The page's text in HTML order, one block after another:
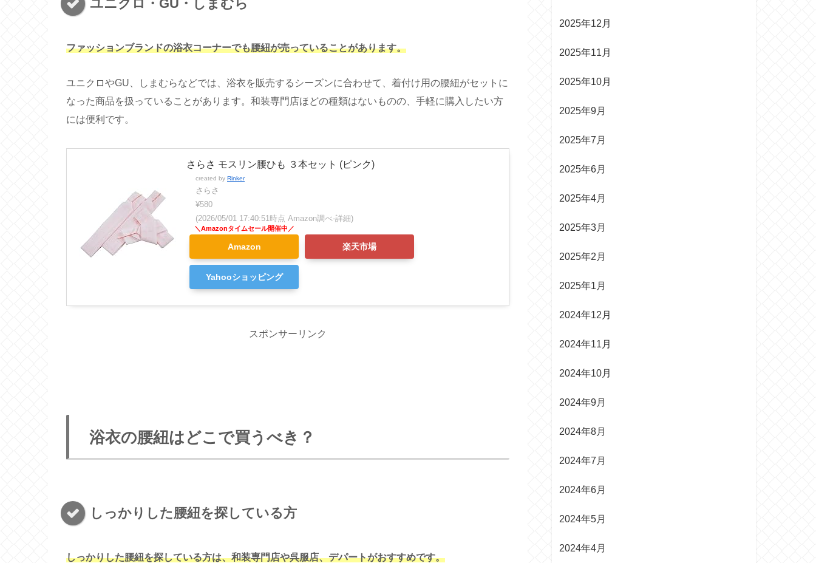
ユニクロ・GU・しまむら
ファッションブランドの浴衣コーナーでも腰紐が売っていることがあります。
ユニクロやGU、しまむらなどでは、浴衣を販売するシーズンに合わせて、着付け用の腰紐がセットに
なった商品を扱っていることがあります。和装専門店ほどの種類はないものの、手軽に購入したい方
には便利です。
さらさ モスリン腰ひも ３本セット (ピンク)
created by Rinker
さらさ
¥580
(2026/05/01 17:40:51時点 Amazon調べ-詳細)
Amazon 楽天市場
Yahooショッピング
スポンサーリンク
浴衣の腰紐はどこで買うべき？
しっかりした腰紐を探している方
しっかりした腰紐を探している方は、和装専門店や呉服店、デパートがおすすめです。
2025年12月
2025年11月
2025年10月
2025年9月
2025年7月
2025年6月
2025年4月
2025年3月
2025年2月
2025年1月
2024年12月
2024年11月
2024年10月
2024年9月
2024年8月
2024年7月
2024年6月
2024年5月
2024年4月